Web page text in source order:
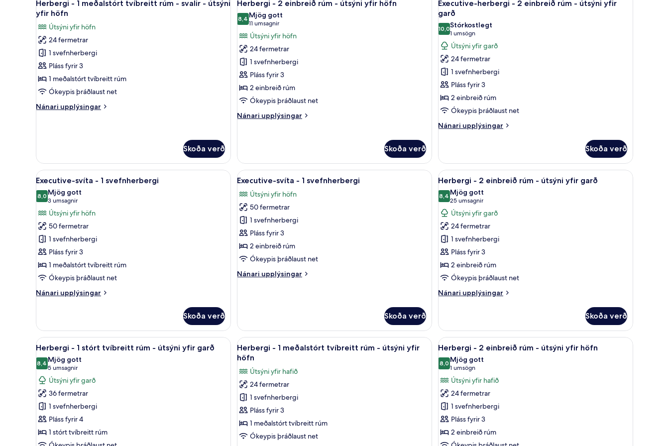
tvíbreitt
rúm
garð
tvíbreitt
rúm
-
svalir
útsýni
yfir
garð
allar
myndir
fyrir
Herbergi
-
1
meðalstórt
tvíbreitt
-
yfir
höfn
Herbergi - 1 meðalstórt tvíbreitt rúm - svalir - útsýni
yfir höfn
Útsýni yfir höfn
24 fermetrar
1 svefnherbergi
Pláss fyrir 3
1 meðalstórt tvíbreitt rúm
Ókeypis þráðlaust net
Nánari upplýsingar
Nánari
meðalstórt
tvíbreitt
rúm
svalir
-
útsýni
yfir
höfn
Skoða verð
allar
myndir
fyrir
Herbergi
-
2
einbreið
rúm
-
útsýni
Herbergi - 2 einbreið rúm - útsýni yfir höfn
8,48,4 af 10
Mjög gott
11 umsagnir
(11
umsagnir)
Útsýni yfir höfn
24 fermetrar
1 svefnherbergi
Pláss fyrir 3
2 einbreið rúm
Ókeypis þráðlaust net
Nánari upplýsingar
Nánari
2
einbreið
rúm
útsýni
yfir
höfn
Skoða verð
allar
myndir
fyrir
Executive-
herbergi
-
2
einbreið
rúm
-
útsýni
Executive-herbergi - 2 einbreið rúm - útsýni yfir
garð
10,010,0 af 10
Stórkostlegt
1 umsögn
(1
umsögn)
Útsýni yfir garð
24 fermetrar
1 svefnherbergi
Pláss fyrir 3
2 einbreið rúm
Ókeypis þráðlaust net
Nánari upplýsingar
Nánari
herbergi
2
einbreið
rúm
útsýni
yfir
garð
Skoða verð
Skoða
allar
myndir
fyrir
Executive-
svíta
-
1
svefnherbergi
Executive-svíta - 1 svefnherbergi | Rúmföt af bestu gerð, míníbar, öryggishólf í herbergi, skrifborð
8
Executive-svíta - 1 svefnherbergi
8,08,0 af 10
Mjög gott
3 umsagnir
(3
umsagnir)
Útsýni yfir höfn
50 fermetrar
1 svefnherbergi
Pláss fyrir 3
1 meðalstórt tvíbreitt rúm
Ókeypis þráðlaust net
Nánari upplýsingar
Nánari
svíta
1
svefnherbergi
Skoða verð
Skoða
allar
myndir
fyrir
Executive-
svíta
-
1
svefnherbergi
Executive-svíta - 1 svefnherbergi | Rúmföt af bestu gerð, míníbar, öryggishólf í herbergi, skrifborð
8
Executive-svíta - 1 svefnherbergi
Útsýni yfir höfn
50 fermetrar
1 svefnherbergi
Pláss fyrir 3
2 einbreið rúm
Ókeypis þráðlaust net
Nánari upplýsingar
Nánari
1
svefnherbergi
Skoða verð
Skoða
allar
myndir
fyrir
Herbergi
-
2
einbreið
rúm
-
útsýni
Rúmföt af bestu gerð, míníbar, öryggishólf í
8
Herbergi - 2 einbreið rúm - útsýni yfir garð
8,48,4 af 10
Mjög gott
25 umsagnir
(25
umsagnir)
Útsýni yfir garð
24 fermetrar
1 svefnherbergi
Pláss fyrir 3
2 einbreið rúm
Ókeypis þráðlaust net
Nánari upplýsingar
Nánari
-
einbreið
rúm
-
útsýni
yfir
garð
Skoða verð
Skoða
allar
myndir
fyrir
Herbergi
-
stórt
tvíbreitt
Herbergi - 1 stórt tvíbreitt rúm - útsýni yfir garð | Rúmföt af bestu gerð, míníbar, öryggishólf í herbergi, skrifborð
6
Herbergi - 1 stórt tvíbreitt rúm - útsýni yfir garð
8,48,4 af 10
Mjög gott
5 umsagnir
(5
umsagnir)
Útsýni yfir garð
36 fermetrar
1 svefnherbergi
Pláss fyrir 4
1 stórt tvíbreitt rúm
Skoða
allar
myndir
fyrir
Herbergi
-
1
meðalstórt
tvíbreitt
Herbergi - 1 meðalstórt tvíbreitt rúm - útsýni yfir höfn | Rúmföt af bestu gerð, míníbar, öryggishólf í herbergi,
7
Herbergi - 1 meðalstórt tvíbreitt rúm - útsýni yfir
höfn
Útsýni yfir hafið
24 fermetrar
1 svefnherbergi
Pláss fyrir 3
1 meðalstórt tvíbreitt rúm
Ókeypis þráðlaust net
Skoða
allar
myndir
fyrir
Herbergi
-
2
einbreið
rúm
Herbergi - 2 einbreið rúm - útsýni yfir höfn
6
Herbergi - 2 einbreið rúm - útsýni yfir höfn
8,08,0 af 10
Mjög gott
1 umsögn
(1
umsögn)
Útsýni yfir hafið
24 fermetrar
1 svefnherbergi
Pláss fyrir 3
2 einbreið rúm